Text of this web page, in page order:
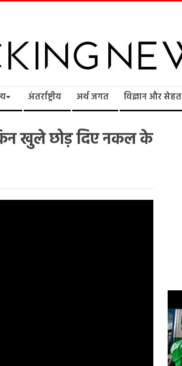
अंतर्राष्ट्रीय अर्थ जगत विज्ञान और सेहत
खुले छोड़ दिए नकल के